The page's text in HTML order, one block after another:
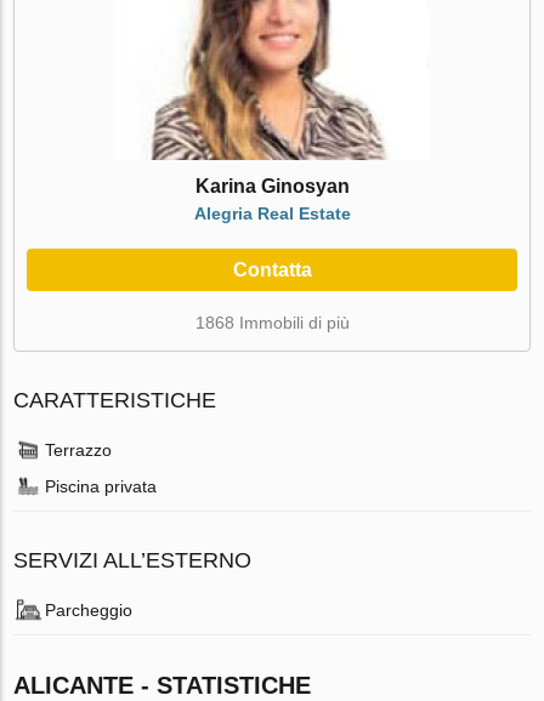
Karina Ginosyan
Alegria Real Estate
Contatta
1868 Immobili di più
CARATTERISTICHE
Terrazzo
Piscina privata
SERVIZI ALL’ESTERNO
Parcheggio
ALICANTE - STATISTICHE